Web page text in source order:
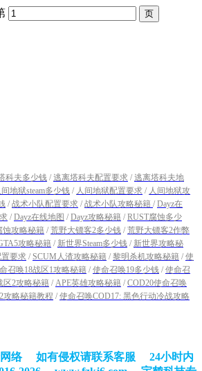
科夫多少钱 / 逃离塔科夫配置要求 / 逃离塔科夫地
间地狱steam多少钱 / 人间地狱配置要求 / 人间地狱攻
/ 战术小队配置要求 / 战术小队攻略秘籍 / Dayz在
/ Dayz在线地图 / Dayz攻略秘籍 / RUST腐蚀多少
蚀攻略秘籍 / 荒野大镖客2多少钱 / 荒野大镖客2作弊
攻略秘籍 / 新世界Steam多少钱 / 新世界攻略秘
要求 / SCUM人渣攻略秘籍 / 黎明杀机攻略秘籍 / 使
召唤18战区1攻略秘籍 / 使命召唤19多少钱 / 使命召
区2攻略秘籍 / APE英雄攻略秘籍 / COD20使命召唤
攻略秘籍教程 / 使命召唤COD17: 黑色行动冷战攻略
网络 如有侵权请联系客服 24小时内